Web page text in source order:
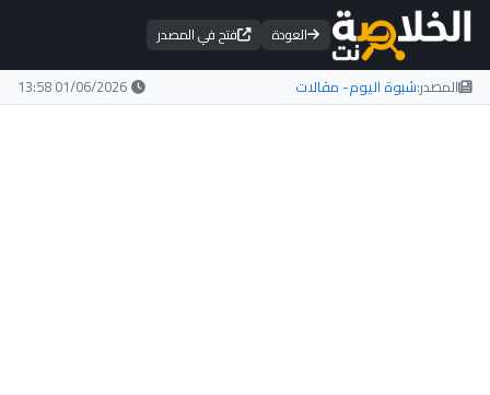
العودة فتح في المصدر
المصدر:شبوة اليوم- مقالات 01/06/2026 13:58